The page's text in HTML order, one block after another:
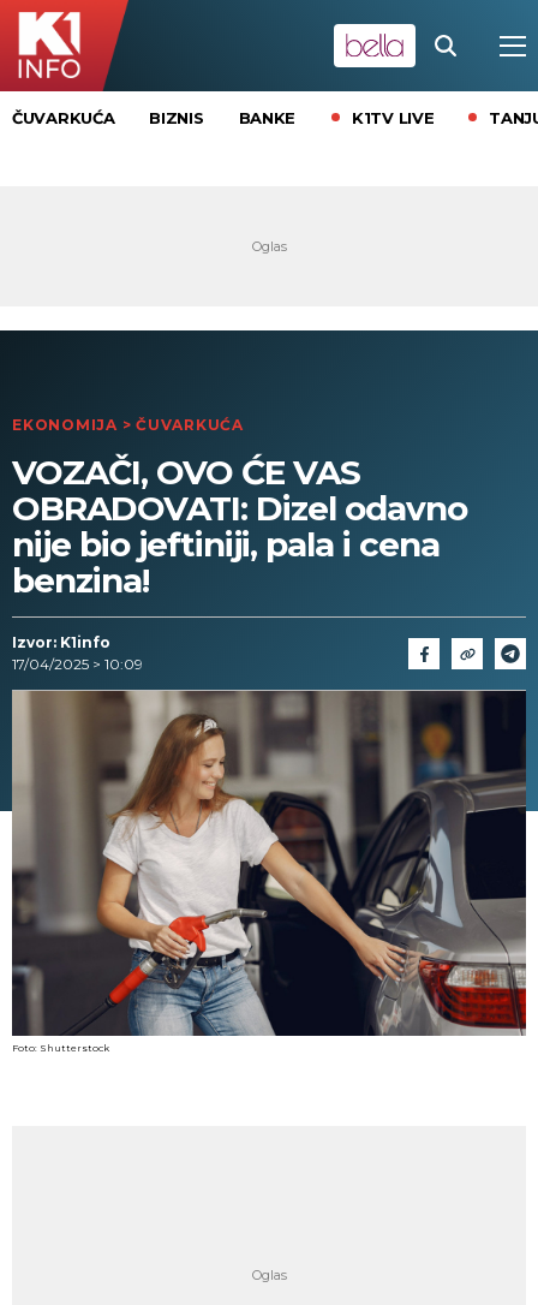
ČUVARKUĆA BIZNIS BANKE K1TV LIVE
EKONOMIJA > ČUVARKUĆA
VOZAČI, OVO ĆE VAS
OBRADOVATI: Dizel odavno
nije bio jeftiniji, pala i cena
benzina!
Izvor: K1info
17/04/2025 > 10:09
Foto: Shutterstock